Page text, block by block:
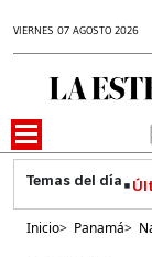
VIERNES 07 AGOSTO 2026
Inicio> Panamá>